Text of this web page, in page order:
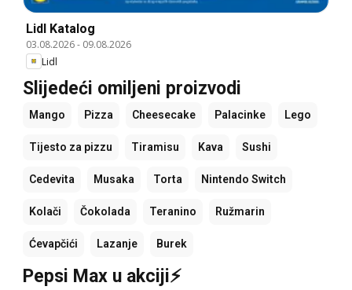
Lidl Katalog
03.08.2026- 09.08.2026
Lidl
Slijedeći omiljeni proizvodi
Mango Pizza Cheesecake Palacinke Lego
Tijesto za pizzu Tiramisu Kava Sushi
Cedevita Musaka Torta Nintendo Switch
Kolači Čokolada Teranino Ružmarin
Ćevapčići Lazanje Burek
Pepsi Max u akciji⚡